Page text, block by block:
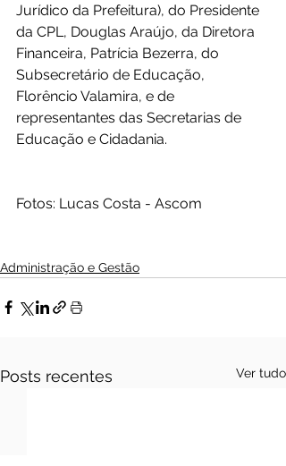
Jurídico da Prefeitura), do Presidente
da CPL, Douglas Araújo, da Diretora
Financeira, Patrícia Bezerra, do
Subsecretário de Educação,
Florêncio Valamira, e de
representantes das Secretarias de
Educação e Cidadania.
Fotos: Lucas Costa - Ascom
Administração e Gestão
Posts recentes Ver tudo